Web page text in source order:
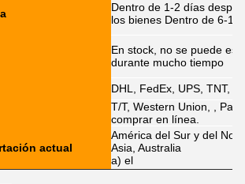
Dentro de 1-2 días
los bienes Dentro de 6-12
En stock, no se puede
durante mucho tiempo
DHL, FedEx, UPS, TNT,
T/T, Western Union, ,
comprar en línea.
actual
América del Sur y del
Asia, Australia
a) el